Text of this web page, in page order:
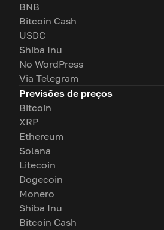
BNB
Bitcoin Cash
USDC
Shiba Inu
No WordPress
Via Telegram
Previsões de preços
Bitcoin
XRP
Ethereum
Solana
Litecoin
Dogecoin
Monero
Shiba Inu
Bitcoin Cash